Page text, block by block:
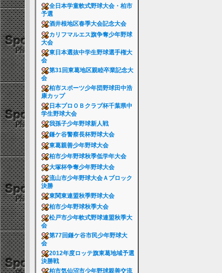
全日本学童軟式野球大会・柏市
予選
酒井根地区春季大会記念大会
カリフマルエス旗争奪少年野球
大会
東日本選抜中学生野球選手権大
会
第31回東葛地区親睦卒業記念大
会
柏市スポーツ少年団野球田中浩
康カップ
日本プロＯＢクラブ杯千葉県中
学生野球大会
我孫子少年野球新人戦
鎌ケ谷警察長杯野球大会
東葛親善少年野球大会
柏市少年野球秋季低学年大会
大塚杯争奪少年野球大会
流山市少年野球大会Ａブロック
決勝
東関東連盟秋季野球大会
柏市少年野球秋季大会
松戸市少年軟式野球連盟秋季大
会
第77回鎌ケ谷市民少年野球大
会
2012年度ロッテ旗東葛地域予選
決勝戦
柏市気仙沼市少年野球親善交流